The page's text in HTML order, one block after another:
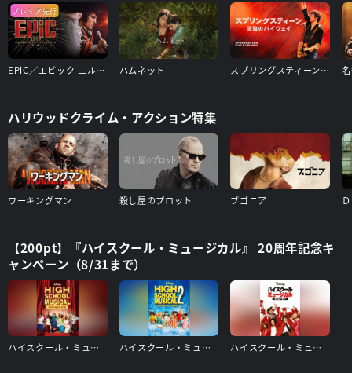
プレミア先行
EPiC／エピック エルヴィス・プレスリー・イン・コンサート ハムネット スプリングスティーン 孤独のハイウェイ
ハリウッドクライム・アクション特集
ワーキングマン 殺し屋のプロット ブゴニア
【200pt】『ハイスクール・ミュージカル』 20周年記念キ
ャンペーン（8/31まで）
ハイスクール・ミュージカル ハイスクール・ミュージカル2 ハイスクール・ミュージカル/ザ・ムービー